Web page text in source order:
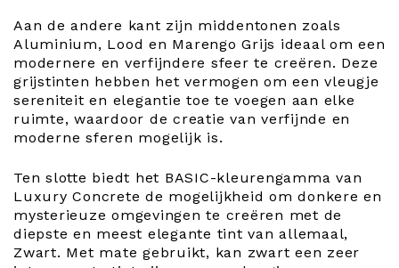
Aan de andere kant zijn middentonen zoals
Aluminium, Lood en Marengo Grijs ideaal om een
modernere en verfijndere sfeer te creëren. Deze
grijstinten hebben het vermogen om een vleugje
sereniteit en elegantie toe te voegen aan elke
ruimte, waardoor de creatie van verfijnde en
moderne sferen mogelijk is.
Ten slotte biedt het BASIC-kleurengamma van
Luxury Concrete de mogelijkheid om donkere en
mysterieuze omgevingen te creëren met de
diepste en meest elegante tint van allemaal,
Zwart. Met mate gebruikt, kan zwart een zeer